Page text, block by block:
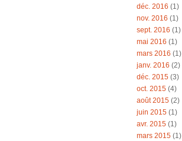
déc. 2016 (1)
nov. 2016 (1)
sept. 2016 (1)
mai 2016 (1)
mars 2016 (1)
janv. 2016 (2)
déc. 2015 (3)
oct. 2015 (4)
août 2015 (2)
juin 2015 (1)
avr. 2015 (1)
mars 2015 (1)